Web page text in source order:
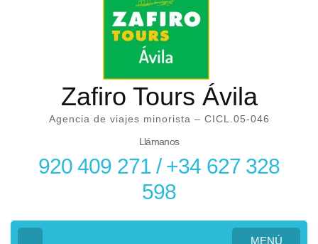
Zafiro Tours Ávila
Agencia de viajes minorista – CICL.05-046
Llámanos
920 409 271 / +34 627 328
598
MENÚ